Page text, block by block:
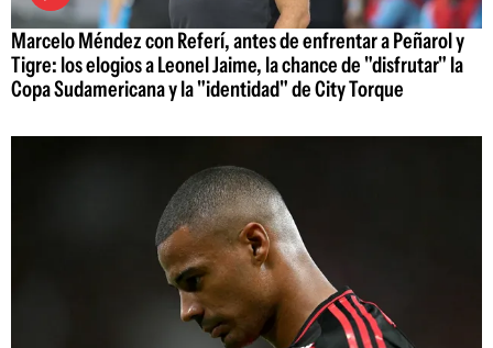
Marcelo Méndez con Referí, antes de enfrentar a Peñarol y
Tigre: los elogios a Leonel Jaime, la chance de "disfrutar" la
Copa Sudamericana y la "identidad" de City Torque